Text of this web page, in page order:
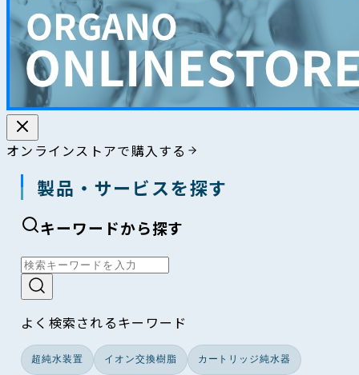
オンラインストアで購入する
製品・サービスを探す
キーワードから探す
よく検索されるキーワード
超純水装置 イオン交換樹脂 カートリッジ純水器